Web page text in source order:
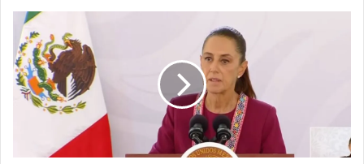
Sheinbaum
pide
celebrar
con
responsabilidad
Inglaterra